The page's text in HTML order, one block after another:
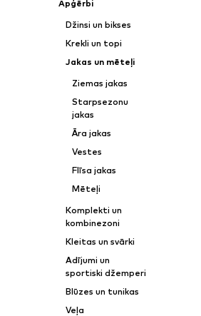
Apģērbi
Džinsi un bikses
Krekli un topi
Jakas un mēteļi
Ziemas jakas
Starpsezonu
jakas
Āra jakas
Vestes
Flīsa jakas
Mēteļi
Komplekti un
kombinezoni
Kleitas un svārki
Adījumi un
sportiski džemperi
Blūzes un tunikas
Veļa